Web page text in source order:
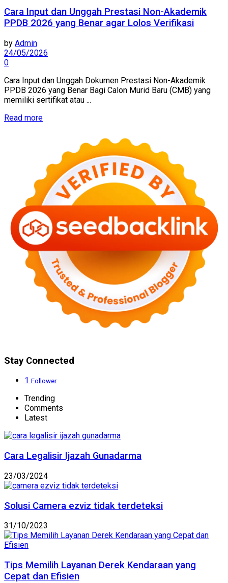
Cara Input dan Unggah Prestasi Non-Akademik
PPDB 2026 yang Benar agar Lolos Verifikasi
by Admin
24/05/2026
0
Cara Input dan Unggah Dokumen Prestasi Non-Akademik
PPDB 2026 yang Benar Bagi Calon Murid Baru (CMB) yang
memiliki sertifikat atau ...
Read more
Stay Connected
1 Follower
Trending
Comments
Latest
Cara Legalisir Ijazah Gunadarma
23/03/2024
Solusi Camera ezviz tidak terdeteksi
31/10/2023
Tips Memilih Layanan Derek Kendaraan yang
Cepat dan Efisien